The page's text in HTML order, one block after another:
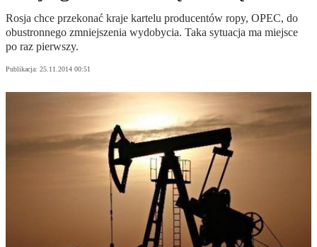
Rosja chce przekonać kraje kartelu producentów ropy, OPEC, do
obustronnego zmniejszenia wydobycia. Taka sytuacja ma miejsce
po raz pierwszy.
Publikacja: 25.11.2014 00:51